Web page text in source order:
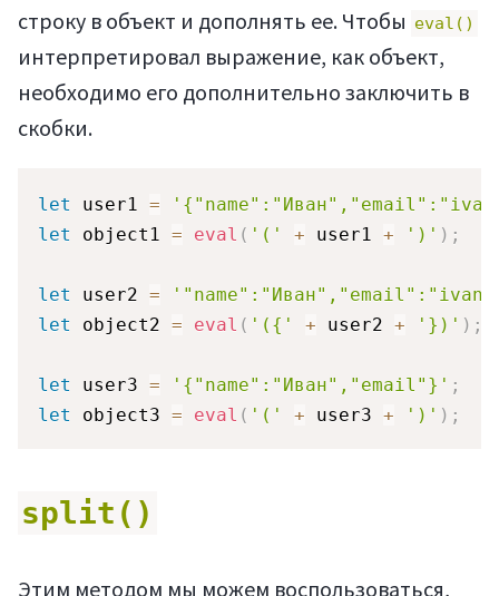
строку в объект и дополнять ее. Чтобы eval()
интерпретировал выражение, как объект,
необходимо его дополнительно заключить в
скобки.
let user1 =
let
object1 = eval ( '(' + user1 + ')' ) ;
let user2 =
let
object2 = eval ( '({' + user2 + '})' ) ;
let user3 = '{"name":"Иван","email"}' ;
let
object3 = eval ( '(' + user3 + ')' ) ;
split()
Этим методом мы можем воспользоваться,